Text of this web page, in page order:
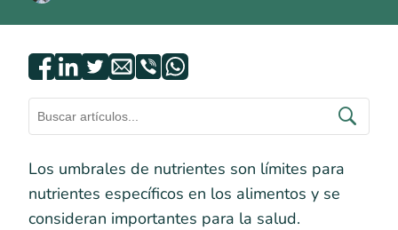
Los umbrales de nutrientes son límites para
nutrientes específicos en los alimentos y se
consideran importantes para la salud.